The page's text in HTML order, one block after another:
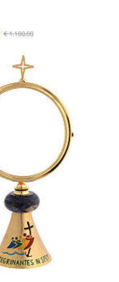
€ 1.100,00